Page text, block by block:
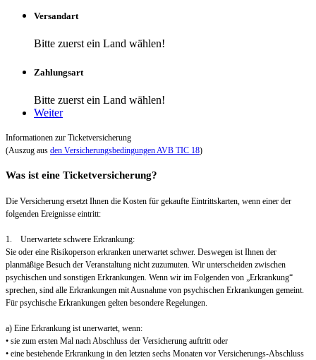
Versandart
Bitte zuerst ein Land wählen!
Zahlungsart
Bitte zuerst ein Land wählen!
Weiter
Informationen zur Ticketversicherung
(Auszug aus den Versicherungsbedingungen AVB TIC 18)
Was ist eine Ticketversicherung?
Die Versicherung ersetzt Ihnen die Kosten für gekaufte Eintrittskarten, wenn einer der
folgenden Ereignisse eintritt:
1. Unerwartete schwere Erkrankung:
Sie oder eine Risikoperson erkranken unerwartet schwer. Deswegen ist Ihnen der
planmäßige Besuch der Veranstaltung nicht zuzumuten. Wir unterscheiden zwischen
psychischen und sonstigen Erkrankungen. Wenn wir im Folgenden von „Erkrankung“
sprechen, sind alle Erkrankungen mit Ausnahme von psychischen Erkrankungen gemeint.
Für psychische Erkrankungen gelten besondere Regelungen.
a) Eine Erkrankung ist unerwartet, wenn:
• sie zum ersten Mal nach Abschluss der Versicherung auftritt oder
• eine bestehende Erkrankung in den letzten sechs Monaten vor Versicherungs-Abschluss